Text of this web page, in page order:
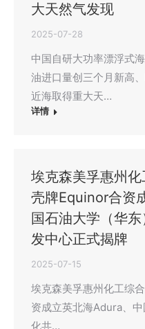
大天然气发现
2025-07-28
中国自研大功率漂浮式
油进口量创三个月新高
近海取得重大天…
详情
埃克森美孚惠州化
壳牌Equinor合资
国石油大学（华
发中心正式揭牌
2025-07-15
埃克森美孚惠州化工综
资成立英北海Adura、
化共…